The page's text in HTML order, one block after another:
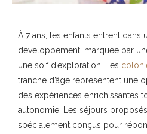
À 7 ans, les enfants entrent
développement, marquée par
une soif d’exploration. Les
tranche d’âge représentent une
des expériences enrichissantes
autonomie. Les séjours
spécialement conçus pour